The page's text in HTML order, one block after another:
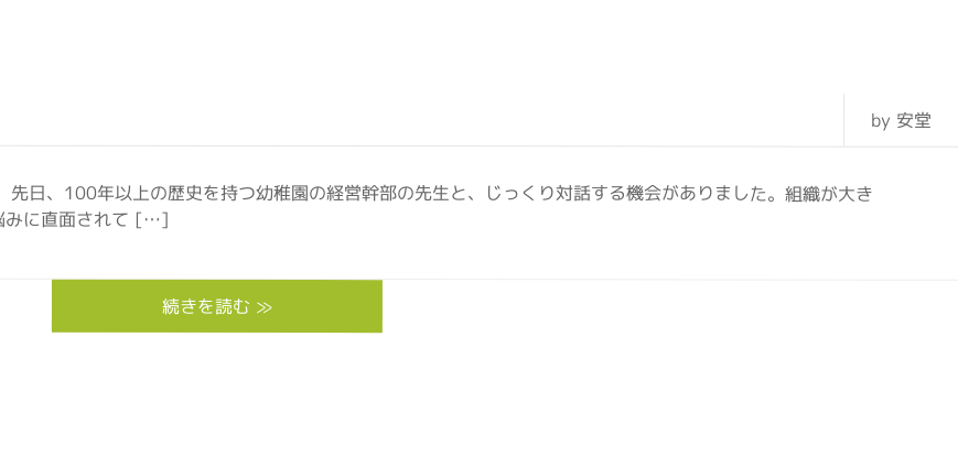
by 安堂
日、100年以上の歴史を持つ幼稚園の経営幹部の先生と、じっくり対話する機会がありました。組織が大き
みに直面されて […]
続きを読む ≫